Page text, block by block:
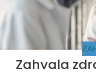
Zahvala